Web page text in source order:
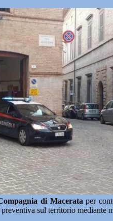
di Macerata per
sul territorio mediante